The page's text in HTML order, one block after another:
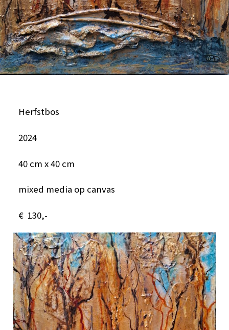
Herfstbos
2024
40 cm x 40 cm
mixed media op canvas
€ 130,-